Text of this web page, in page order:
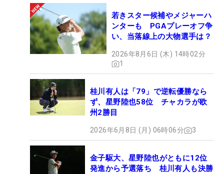
若きスター候補やメジャーハ
ンターも PGAプレーオフ争
い、当落線上の大物選手は？
2026年8月6日 (木) 14時02分
1
桂川有人は「79」で逆転優勝なら
ず、星野陸也58位 チャカラが欧
州2勝目
2026年6月8日 (月) 06時06分 3
金子駆大、星野陸也がともに12位
発進から予選落ち 桂川有人も決勝